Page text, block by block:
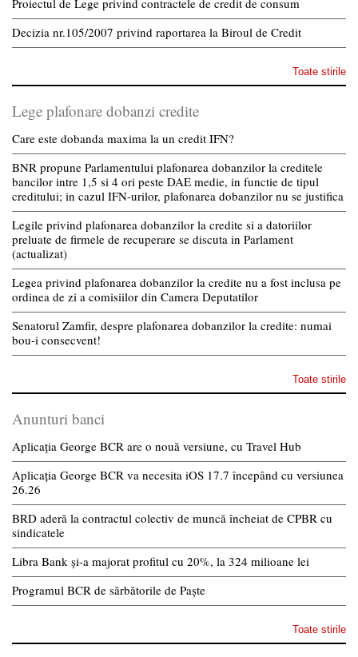
Proiectul de Lege privind contractele de credit de consum
Decizia nr.105/2007 privind raportarea la Biroul de Credit
Toate stirile
Lege plafonare dobanzi credite
Care este dobanda maxima la un credit IFN?
BNR propune Parlamentului plafonarea dobanzilor la creditele
bancilor intre 1,5 si 4 ori peste DAE medie, in functie de tipul
creditului; in cazul IFN-urilor, plafonarea dobanzilor nu se justifica
Legile privind plafonarea dobanzilor la credite si a datoriilor
preluate de firmele de recuperare se discuta in Parlament
(actualizat)
Legea privind plafonarea dobanzilor la credite nu a fost inclusa pe
ordinea de zi a comisiilor din Camera Deputatilor
Senatorul Zamfir, despre plafonarea dobanzilor la credite: numai
bou-i consecvent!
Toate stirile
Anunturi banci
Aplicația George BCR are o nouă versiune, cu Travel Hub
Aplicația George BCR va necesita iOS 17.7 începând cu versiunea
26.26
BRD aderă la contractul colectiv de muncă încheiat de CPBR cu
sindicatele
Libra Bank și-a majorat profitul cu 20%, la 324 milioane lei
Programul BCR de sărbătorile de Paște
Toate stirile